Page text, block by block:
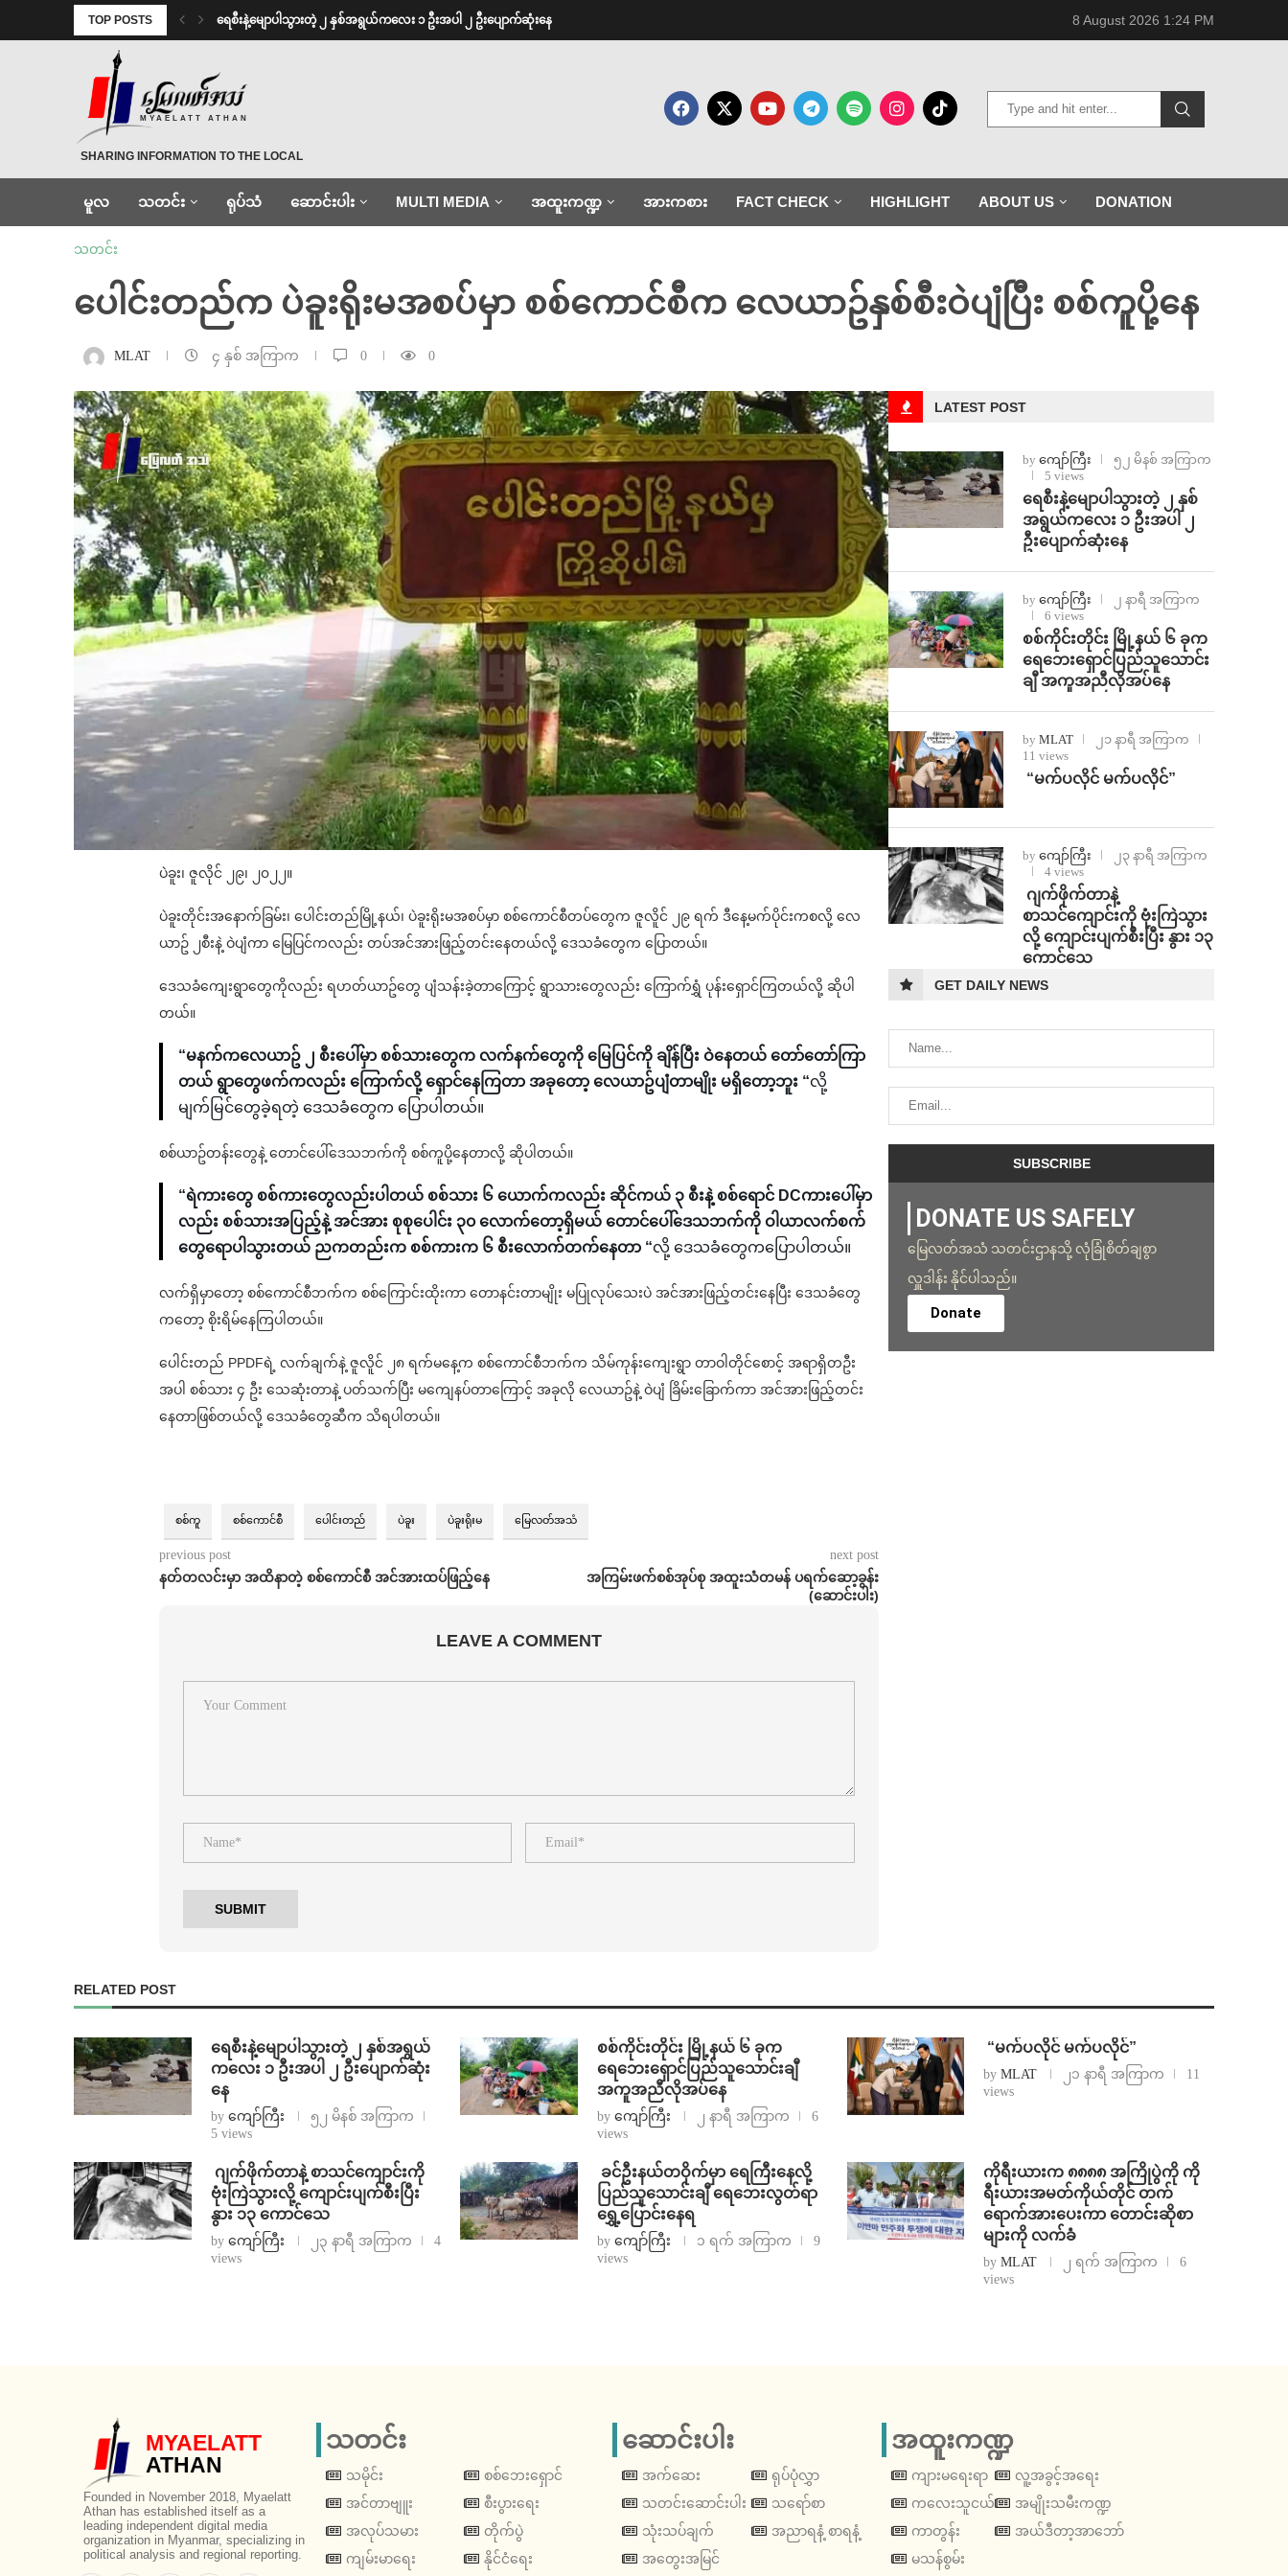
TOP POSTS ရေစီးနဲ့မျောပါသွားတဲ့ ၂ နှစ်အရွယ်ကလေး ၁ ဦးအပါ ၂ ဦးပျောက်ဆုံးနေ 8 August 2026 1:24 PM
MYAELATT ATHAN
SHARING INFORMATION TO THE LOCAL
မူလ သတင်း ရုပ်သံ ဆောင်းပါး MULTI MEDIA အထူးကဏ္ဍ အားကစား FACT CHECK HIGHLIGHT ABOUT US DONATION
သတင်း
ပေါင်းတည်က ပဲခူးရိုးမအစပ်မှာ စစ်ကောင်စီက လေယာဥ်နှစ်စီးဝဲပျံပြီး ​စစ်ကူပို့နေ
MLAT ၄ နှစ် အကြာက 0 0
ပဲခူး၊ ဇူလိုင် ၂၉၊ ၂၀၂၂။
ပဲခူးတိုင်းအနောက်ခြမ်း၊ ပေါင်းတည်မြို့နယ်၊ ပဲခူးရိုးမအစပ်မှာ စစ်ကောင်စီတပ်တွေက ဇူလိူင် ၂၉ ရက် ဒီနေ့မက်ပိုင်းကစလို့ လေ
ယာဥ် ၂စီးနဲ့ ဝဲပျံကာ မြေပြင်ကလည်း တပ်အင်အားဖြည့်တင်းနေတယ်လို့ ဒေသခံတွေက ပြောတယ်။
ဒေသခံကျေးရွာတွေကိုလည်း ရဟတ်ယာဥ်တွေ ပျံသန်းခဲ့တာကြောင့် ရွာသားတွေလည်း ကြောက်ရွှံ ပုန်းရှောင်ကြတယ်လို့ ဆိုပါ
တယ်။
“မနက်ကလေယာဥ် ၂ စီးပေါ်မှာ စစ်သားတွေက လက်နက်တွေကို မြေပြင်ကို ချိန်ပြီး ဝဲနေတယ် တော်တော်ကြာ
တယ် ရွာတွေဖက်ကလည်း ကြောက်လို့ ရှောင်နေကြတာ အခုတော့ လေယာဥ်ပျံတာမျိုး မရှိတော့ဘူး “လို့
မျက်မြင်တွေခဲ့ရတဲ့ ဒေသခံတွေက ပြောပါတယ်။
စစ်ယာဥ်တန်းတွေနဲ့ တောင်ပေါ်ဒေသဘက်ကို စစ်ကူပို့နေတာလို့ ဆိုပါတယ်။
“ရဲကားတွေ စစ်ကားတွေလည်းပါတယ် စစ်သား ၆ ယောက်ကလည်း ဆိုင်ကယ် ၃ စီးနဲ့ စစ်ရောင် DCကားပေါ်မှာ
လည်း စစ်သားအပြည့်နဲ့ အင်အား စုစုပေါင်း ၃၀ လောက်တော့ရှိမယ် တောင်ပေါ်ဒေသဘက်ကို ဝါယာလက်စက်
တွေရောပါသွားတယ် ညကတည်းက စစ်ကားက ၆ စီးလောက်တက်နေတာ “လို့ ဒေသခံတွေကပြောပါတယ်။
လက်ရှိမှာတော့ စစ်ကောင်စီဘက်က စစ်ကြောင်းထိုးကာ တောနင်းတာမျိုး မပြုလုပ်သေးပဲ အင်အားဖြည့်တင်းနေပြီး ဒေသခံတွေ
ကတော့ စိုးရိမ်​နေကြပါတယ်။
ပေါင်းတည် PPDFရဲ့ လက်ချက်နဲ့ ဇူလိူင် ၂၈ ရက်မနေ့က စစ်ကောင်စီဘက်က သိမ်ကုန်းကျေးရွာ တာဝါတိုင်စောင့် အရာရှိတဦး
အပါ စစ်သား ၄ ဦး သေဆုံးတာနဲ့ ပတ်သက်ပြီး မကျေနပ်တာကြောင့် အခုလို လေယာဥ်နဲ့ ဝဲပျံ ခြိမ်းခြောက်ကာ အင်အားဖြည့်တင်း
နေတာဖြစ်တယ်လို့ ဒေသခံတွေဆီက သိရပါတယ်။
စစ်ကူ စစ်ကောင်စီ ပေါင်းတည် ပဲခူး ပဲခူးရိုးမ မြေလတ်အသံ
previous post
နတ်တလင်းမှာ အထိနာတဲ့ စစ်ကောင်စီ အင်အားထပ်ဖြည့်နေ
next post
အကြမ်းဖက်စစ်အုပ်စု အထူးသံတမန် ပရက်ဆော့ခွန်း
(ဆောင်းပါး)
LEAVE A COMMENT
LATEST POST
by ကျော်ကြီး
၅၂ မိနစ် အကြာက
5 views
ရေစီးနဲ့မျောပါသွားတဲ့ ၂ နှစ်
အရွယ်ကလေး ၁ ဦးအပါ ၂
ဦးပျောက်ဆုံးနေ
by ကျော်ကြီး
၂ နာရီ အကြာက
6 views
စစ်ကိုင်းတိုင်း မြို့နယ် ၆ ခုက
ရေဘေးရှောင်ပြည်သူသောင်း
ချီ အကူအညီလိုအပ်နေ
by MLAT
၂၁ နာရီ အကြာက
11 views
⁨ ⁨“မက်ပလိုင် မက်ပလိုင်”
by ကျော်ကြီး
၂၃ နာရီ အကြာက
4 views
⁨⁩ ⁨ဂျက်ဖိုက်တာနဲ့
စာသင်ကျောင်းကို ဗုံးကြဲသွား
လို့ ကျောင်းပျက်စီးပြီး နွား ၁၃
ကောင်သေ
GET DAILY NEWS
DONATE US SAFELY
မြေလတ်အသံ သတင်းဌာနသို့ လုံခြုံစိတ်ချစွာ
လှူဒါန်း နိုင်ပါသည်။
Donate
RELATED POST
ရေစီးနဲ့မျောပါသွားတဲ့ ၂ နှစ်အရွယ်
ကလေး ၁ ဦးအပါ ၂ ဦးပျောက်ဆုံး
နေ
by ကျော်ကြီး
၅၂ မိနစ် အကြာက
5 views
စစ်ကိုင်းတိုင်း မြို့နယ် ၆ ခုက
ရေဘေးရှောင်ပြည်သူသောင်းချီ
အကူအညီလိုအပ်နေ
by ကျော်ကြီး ၂ နာရီ အကြာက
6
views
⁨ ⁨“မက်ပလိုင် မက်ပလိုင်”
byMLAT ၂၁ နာရီ အကြာက
11
views
⁨⁩ ⁨ဂျက်ဖိုက်တာနဲ့ စာသင်ကျောင်းကို
ဗုံးကြဲသွားလို့ ကျောင်းပျက်စီးပြီး
နွား ၁၃ ကောင်သေ
by ကျော်ကြီး ၂၃ နာရီ အကြာက
4
views
⁩ ⁨ခင်ဦးနယ်တဝိုက်မှာ ရေကြီးနေလို့
ပြည်သူသောင်းချီ ရေဘေးလွတ်ရာ
ရွှေ့ပြောင်းနေရ
by ကျော်ကြီး ၁ ရက် အကြာက
9
views
ကိုရီးယားက ၈၈၈၈ အကြိုပွဲကို ကို
ရီးယားအမတ်ကိုယ်တိုင် တက်
ရောက်အားပေးကာ တောင်းဆိုစာ
များကို လက်ခံ
byMLAT ၂ ရက် အကြာက
6
views
MYAELATT
ATHAN
Founded in November 2018, Myaelatt
Athan has established itself as a
leading independent digital media
organization in Myanmar, specializing in
political analysis and regional reporting.
သတင်း
သမိုင်း
အင်တာဗျူး
အလုပ်သမား
ကျမ်းမာရေး
စစ်ဘေးရှောင်
စီးပွားရေး
တိုက်ပွဲ
နိုင်ငံရေး
ဆောင်းပါး
အက်ဆေး
သတင်းဆောင်းပါး
သုံးသပ်ချက်
အတွေးအမြင်
ရုပ်ပုံလွှာ
သရော်စာ
အညာရနံ့ စာရနံ့
အထူးကဏ္ဍ
ကျားမရေးရာ
ကလေးသူငယ်
ကာတွန်း
မသန်စွမ်း
လူ့အခွင့်အရေး
အမျိုးသမီးကဏ္ဍ
အယ်ဒီတာ့အာဘော်